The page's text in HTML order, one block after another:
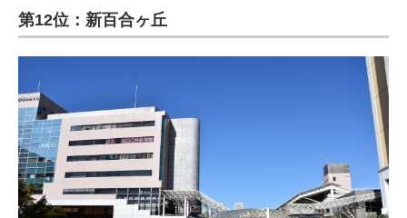
第12位：新百合ヶ丘